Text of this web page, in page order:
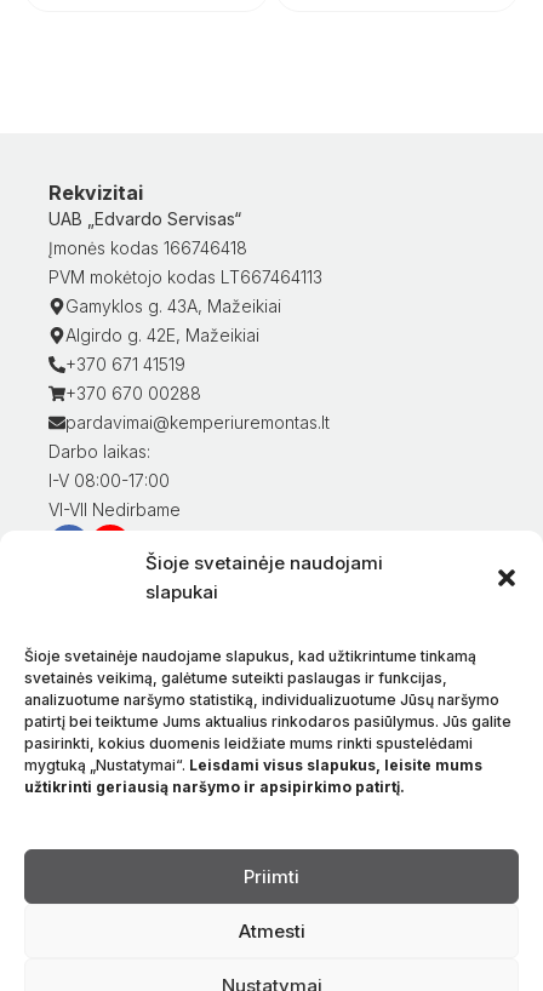
Šioje svetainėje naudojami
slapukai
Šioje svetainėje naudojame slapukus, kad užtikrintume tinkamą
svetainės veikimą, galėtume suteikti paslaugas ir funkcijas,
analizuotume naršymo statistiką, individualizuotume Jūsų naršymo
patirtį bei teiktume Jums aktualius rinkodaros pasiūlymus. Jūs galite
pasirinkti, kokius duomenis leidžiate mums rinkti spustelėdami
mygtuką „Nustatymai“. Leisdami visus slapukus, leisite mums
užtikrinti geriausią naršymo ir apsipirkimo patirtį.
Priimti
Atmesti
Nustatymai
Rekvizitai
UAB „Edvardo Servisas“
Įmonės kodas 166746418
PVM mokėtojo kodas LT667464113
Gamyklos g. 43A, Mažeikiai
Algirdo g. 42E, Mažeikiai
+370 671 41519
+370 670 00288
pardavimai@kemperiuremontas.lt
Darbo laikas:
I-V 08:00-17:00
VI-VII Nedirbame
Informacija klientams
Prekių pristatymas
Prekių grąžinimas
Sąlygos ir taisyklės
Privatumo politika
Apie mus
Kalba